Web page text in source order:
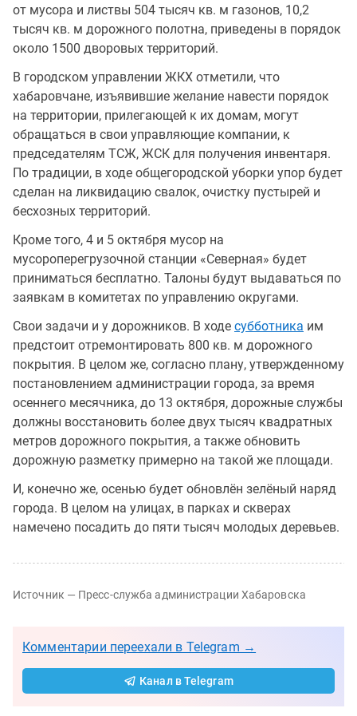
от мусора и листвы 504 тысяч кв. м газонов, 10,2
тысяч кв. м дорожного полотна, приведены в порядок
около 1500 дворовых территорий.
В городском управлении ЖКХ отметили, что
хабаровчане, изъявившие желание навести порядок
на территории, прилегающей к их домам, могут
обращаться в свои управляющие компании, к
председателям ТСЖ, ЖСК для получения инвентаря.
По традиции, в ходе общегородской уборки упор будет
сделан на ликвидацию свалок, очистку пустырей и
бесхозных территорий.
Кроме того, 4 и 5 октября мусор на
мусороперегрузочной станции «Северная» будет
приниматься бесплатно. Талоны будут выдаваться по
заявкам в комитетах по управлению округами.
Свои задачи и у дорожников. В ходе субботника им
предстоит отремонтировать 800 кв. м дорожного
покрытия. В целом же, согласно плану, утвержденному
постановлением администрации города, за время
осеннего месячника, до 13 октября, дорожные службы
должны восстановить более двух тысяч квадратных
метров дорожного покрытия, а также обновить
дорожную разметку примерно на такой же площади.
И, конечно же, осенью будет обновлён зелёный наряд
города. В целом на улицах, в парках и скверах
намечено посадить до пяти тысяч молодых деревьев.
Источник — Пресс-служба администрации Хабаровска
Комментарии переехали в Telegram →
Канал в Telegram